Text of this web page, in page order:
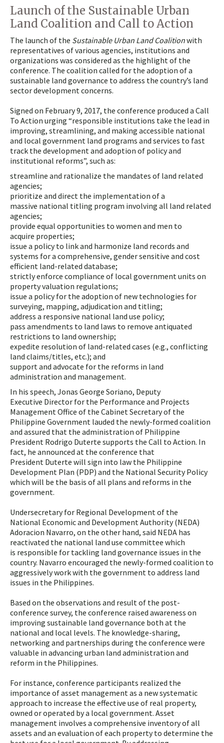
Launch of the Sustainable Urban
Land Coalition and Call to Action
The launch of the Sustainable Urban Land Coalitionwith
representatives of various agencies, institutions and
organizations was considered as the highlight of the
conference. The coalition called for the adoption of a
sustainable land governance to address the country’s land
sector development concerns.
Signed on February 9, 2017, the conference produced a Call
To Action urging “responsible institutions take the lead in
improving, streamlining, and making accessible national
and local government land programs and services to fast
track the development and adoption of policy and
institutional reforms”, such as:
streamline and rationalize the mandates of land related
agencies;
prioritize and direct the implementation of a
massive national titling program involving all land related
agencies;
provide equal opportunities to women and men to
acquire properties;
issue a policy to link and harmonize land records and
systems for a comprehensive, gender sensitive and cost
efficient land-related database;
strictly enforce compliance of local government units on
property valuation regulations;
issue a policy for the adoption of new technologies for
surveying, mapping, adjudication and titling;
address a responsive national land use policy;
pass amendments to land laws to remove antiquated
restrictions to land ownership;
expedite resolution of land-related cases (e.g., conflicting
land claims/titles, etc.); and
support and advocate for the reforms in land
administration and management.
In his speech, Jonas George Soriano, Deputy
Executive Director for the Performance and Projects
Management Office of the Cabinet Secretary of the
Philippine Government lauded the newly-formed coalition
and assured that the administration of Philippine
President Rodrigo Duterte supports the Call to Action. In
fact, he announced at the conference that
President Duterte will sign into law the Philippine
Development Plan (PDP) and the National Security Policy
which will be the basis of all plans and reforms in the
government.
Undersecretary for Regional Development of the
National Economic and Development Authority (NEDA)
Adoracion Navarro, on the other hand, said NEDA has
reactivated the national land use committee which
is responsible for tackling land governance issues in the
country. Navarro encouraged the newly-formed coalition to
aggressively work with the government to address land
issues in the Philippines.
Based on the observations and result of the post-
conference survey, the conference raised awareness on
improving sustainable land governance both at the
national and local levels. The knowledge-sharing,
networking and partnerships during the conference were
valuable in advancing urban land administration and
reform in the Philippines.
For instance, conference participants realized the
importance of asset management as a new systematic
approach to increase the effective use of real property,
owned or operated by a local government. Asset
management involves a comprehensive inventory of all
assets and an evaluation of each property to determine the